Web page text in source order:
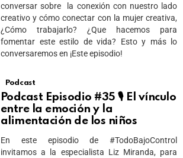
conversar sobre la conexión con nuestro lado
creativo y cómo conectar con la mujer creativa,
¿Cómo trabajarlo? ¿Que hacemos para
fomentar este estilo de vida? Esto y más lo
conversaremos en ¡Este episodio!
Podcast
Podcast Episodio #35 🎙 El vínculo
entre la emoción y la
alimentación de los niños
En este episodio de #TodoBajoControl
invitamos a la especialista Liz Miranda, para